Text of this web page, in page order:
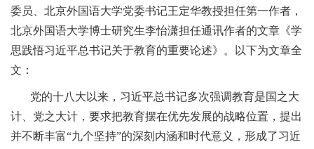
委员、北京外国语大学党委书记王定华教授担任第一作者，
北京外国语大学博士研究生李怡潇担任通讯作者的文章《学
思践悟习近平总书记关于教育的重要论述》。以下为文章全
文：
党的十八大以来，习近平总书记多次强调教育是国之大
计、党之大计，要求把教育摆在优先发展的战略位置，提出
并不断丰富“九个坚持”的深刻内涵和时代意义，形成了习近